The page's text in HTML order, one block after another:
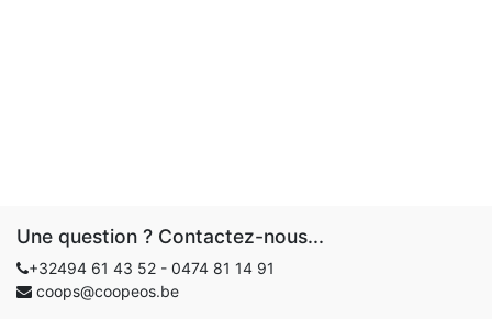
Une question ? Contactez-nous...
+32494 61 43 52 - 0474 81 14 91
coops@coopeos.be